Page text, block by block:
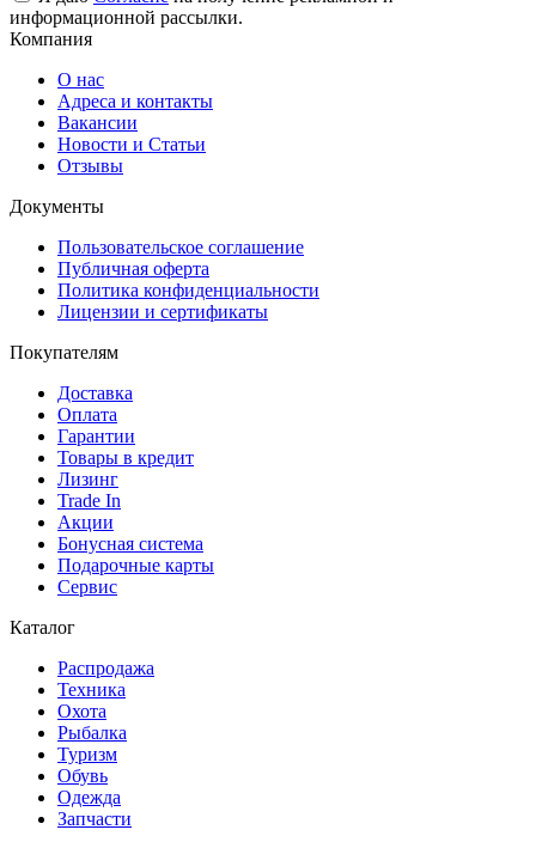
информационной рассылки.
Компания
О нас
Адреса и контакты
Вакансии
Новости и Статьи
Отзывы
Документы
Пользовательское соглашение
Публичная оферта
Политика конфиденциальности
Лицензии и сертификаты
Покупателям
Доставка
Оплата
Гарантии
Товары в кредит
Лизинг
Trade In
Акции
Бонусная система
Подарочные карты
Сервис
Каталог
Распродажа
Техника
Охота
Рыбалка
Туризм
Обувь
Одежда
Запчасти